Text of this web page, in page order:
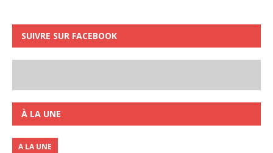
SUIVRE SUR FACEBOOK
À LA UNE
A LA UNE